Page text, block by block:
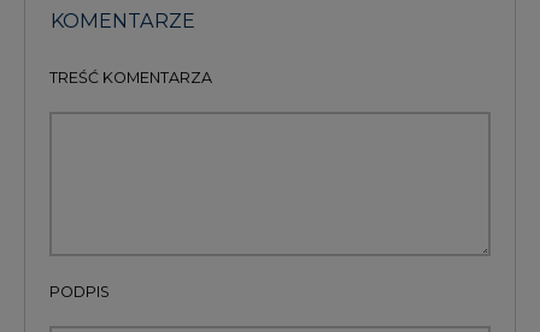
KOMENTARZE
TREŚĆ KOMENTARZA
PODPIS